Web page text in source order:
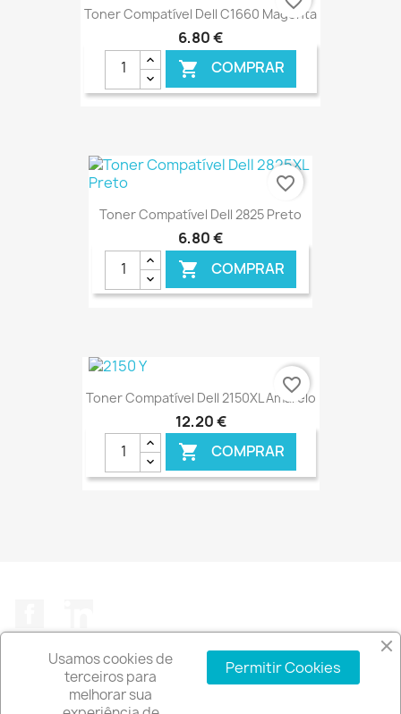
Toner Compatível Dell C1660 Magenta
6,80 €
 COMPRAR
€ ONLINE
Toner Compatível Dell 2825 Preto
6,80 €
 COMPRAR
favorite_border
Toner Compatível Dell 2150XL Amarelo
12,20 €
 COMPRAR
favorite_border
Usamos cookies de
terceiros para
melhorar sua
Permitir Cookies